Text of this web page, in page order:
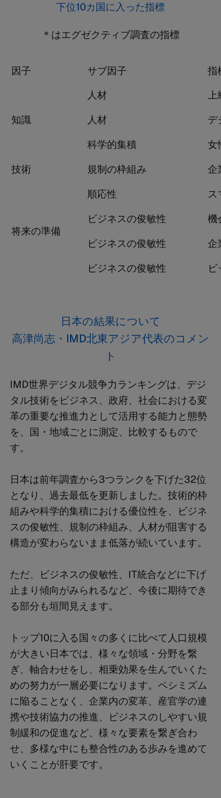
下位10カ国に入った指標
＊はエグゼクティブ調査の指標
因子 サブ因子 指
知識
人材
人材 デ
科学的集積 女
技術 規制の枠組み 企
将来の準備
順応性 ス
ビジネスの俊敏性 機
ビジネスの俊敏性 企
ビジネスの俊敏性
日本の結果について
高津尚志・IMD北東アジア代表のコメン
ト
IMD世界デジタル競争力ランキングは、デジ
タル技術をビジネス、政府、社会における変
革の重要な推進力として活用する能力と態勢
を、国・地域ごとに測定、比較するもので
す。
日本は前年調査から3つランクを下げた32位
となり、過去最低を更新しました。技術的枠
組みや科学的集積における優位性を、ビジネ
スの俊敏性、規制の枠組み、人材が阻害する
構造が変わらないまま低落が続いています。
ただ、ビジネスの俊敏性、IT統合などに下げ
止まり傾向がみられるなど、今後に期待でき
る部分も垣間見えます。
トップ10に入る国々の多くに比べて人口規模
が大きい日本では、様々な領域・分野を繋
ぎ、軸合わせをし、相乗効果を生んでいくた
めの努力が一層必要になります。ペシミズム
に陥ることなく、企業内の変革、産官学の連
携や技術協力の推進、ビジネスのしやすい規
制緩和の促進など、様々な要素を繋ぎ合わ
せ、多様な中にも整合性のある歩みを進めて
いくことが肝要です。